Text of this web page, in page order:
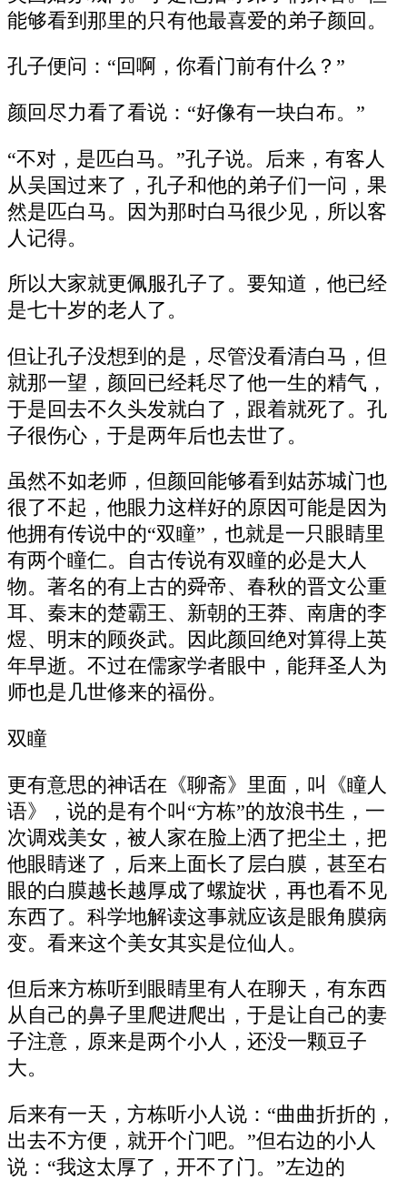
能够看到那里的只有他最喜爱的弟子颜回。
孔子便问：“回啊，你看门前有什么？”
颜回尽力看了看说：“好像有一块白布。”
“不对，是匹白马。”孔子说。后来，有客人
从吴国过来了，孔子和他的弟子们一问，果
然是匹白马。因为那时白马很少见，所以客
人记得。
所以大家就更佩服孔子了。要知道，他已经
是七十岁的老人了。
但让孔子没想到的是，尽管没看清白马，但
就那一望，颜回已经耗尽了他一生的精气，
于是回去不久头发就白了，跟着就死了。孔
子很伤心，于是两年后也去世了。
虽然不如老师，但颜回能够看到姑苏城门也
很了不起，他眼力这样好的原因可能是因为
他拥有传说中的“双瞳”，也就是一只眼睛里
有两个瞳仁。自古传说有双瞳的必是大人
物。著名的有上古的舜帝、春秋的晋文公重
耳、秦末的楚霸王、新朝的王莽、南唐的李
煜、明末的顾炎武。因此颜回绝对算得上英
年早逝。不过在儒家学者眼中，能拜圣人为
师也是几世修来的福份。
双瞳
更有意思的神话在《聊斋》里面，叫《瞳人
语》，说的是有个叫“方栋”的放浪书生，一
次调戏美女，被人家在脸上洒了把尘土，把
他眼睛迷了，后来上面长了层白膜，甚至右
眼的白膜越长越厚成了螺旋状，再也看不见
东西了。科学地解读这事就应该是眼角膜病
变。看来这个美女其实是位仙人。
但后来方栋听到眼睛里有人在聊天，有东西
从自己的鼻子里爬进爬出，于是让自己的妻
子注意，原来是两个小人，还没一颗豆子
大。
后来有一天，方栋听小人说：“曲曲折折的，
出去不方便，就开个门吧。”但右边的小人
说：“我这太厚了，开不了门。”左边的